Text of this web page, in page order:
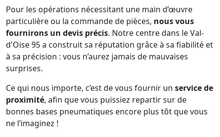
Pour les opérations nécessitant une main d’œuvre
particulière ou la commande de pièces, nous vous
fournirons un devis précis. Notre centre dans le Val-
d'Oise 95 a construit sa réputation grâce à sa fiabilité et
à sa précision : vous n’aurez jamais de mauvaises
surprises.
Ce qui nous importe, c’est de vous fournir un service de
proximité, afin que vous puissiez repartir sur de
bonnes bases pneumatiques encore plus tôt que vous
ne l’imaginez !